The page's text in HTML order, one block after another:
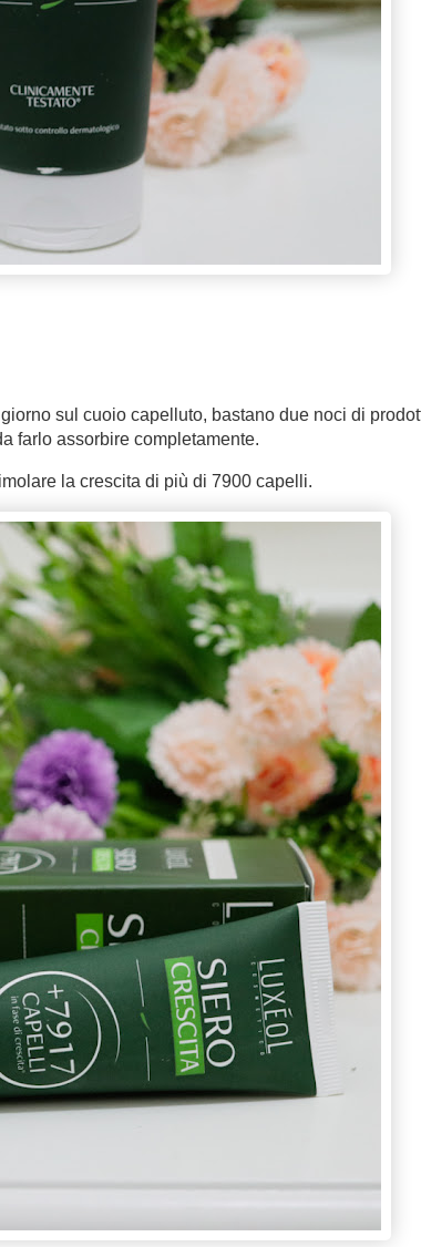
sul cuoio capelluto, bastano due noci di
farlo assorbire completamente.
la crescita di più di 7900 capelli.